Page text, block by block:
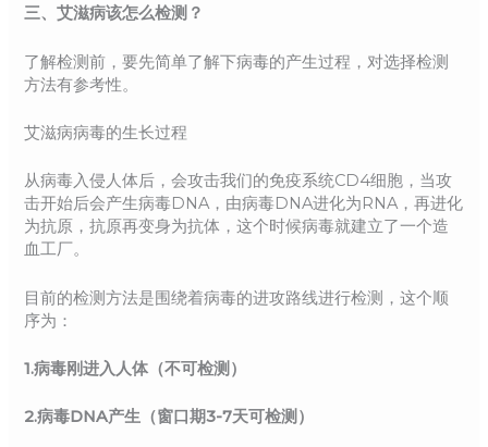
三、艾滋病该怎么检测？
了解检测前，要先简单了解下病毒的产生过程，对选择检测
方法有参考性。
艾滋病病毒的生长过程
从病毒入侵人体后，会攻击我们的免疫系统CD4细胞，当攻
击开始后会产生病毒DNA，由病毒DNA进化为RNA，再进化
为抗原，抗原再变身为抗体，这个时候病毒就建立了一个造
血工厂。
目前的检测方法是围绕着病毒的进攻路线进行检测，这个顺
序为：
1.病毒刚进入人体（不可检测）
2.病毒DNA产生（窗口期3-7天可检测）